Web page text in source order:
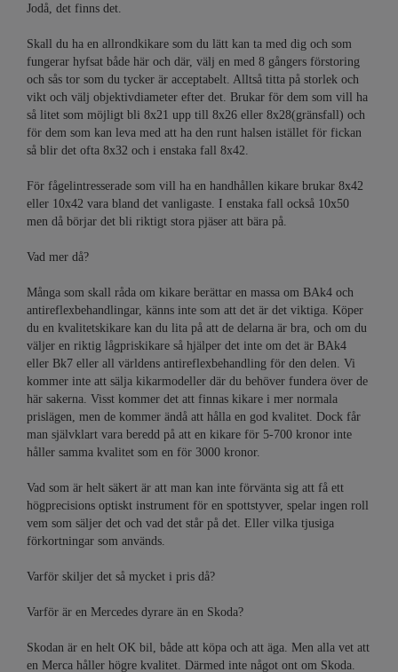
Jodå, det finns det.
Skall du ha en allrondkikare som du lätt kan ta med dig och som
fungerar hyfsat både här och där, välj en med 8 gångers förstoring
och sås tor som du tycker är acceptabelt. Alltså titta på storlek och
vikt och välj objektivdiameter efter det. Brukar för dem som vill ha
så litet som möjligt bli 8x21 upp till 8x26 eller 8x28(gränsfall) och
för dem som kan leva med att ha den runt halsen istället för fickan
så blir det ofta 8x32 och i enstaka fall 8x42.
För fågelintresserade som vill ha en handhållen kikare brukar 8x42
eller 10x42 vara bland det vanligaste. I enstaka fall också 10x50
men då börjar det bli riktigt stora pjäser att bära på.
Vad mer då?
Många som skall råda om kikare berättar en massa om BAk4 och
antireflexbehandlingar, känns inte som att det är det viktiga. Köper
du en kvalitetskikare kan du lita på att de delarna är bra, och om du
väljer en riktig lågpriskikare så hjälper det inte om det är BAk4
eller Bk7 eller all världens antireflexbehandling för den delen. Vi
kommer inte att sälja kikarmodeller där du behöver fundera över de
här sakerna. Visst kommer det att finnas kikare i mer normala
prislägen, men de kommer ändå att hålla en god kvalitet. Dock får
man självklart vara beredd på att en kikare för 5-700 kronor inte
håller samma kvalitet som en för 3000 kronor.
Vad som är helt säkert är att man kan inte förvänta sig att få ett
högprecisions optiskt instrument för en spottstyver, spelar ingen roll
vem som säljer det och vad det står på det. Eller vilka tjusiga
förkortningar som används.
Varför skiljer det så mycket i pris då?
Varför är en Mercedes dyrare än en Skoda?
Skodan är en helt OK bil, både att köpa och att äga. Men alla vet att
en Merca håller högre kvalitet. Därmed inte något ont om Skoda.